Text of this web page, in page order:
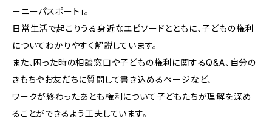
ーニーパスポート」。
日常生活で起こりうる身近なエピソードとともに、子どもの権利
についてわかりやすく解説しています。
また、困った時の相談窓口や子どもの権利に関するQ&A、自分の
きもちやお友だちに質問して書き込めるページなど、
ワークが終わったあとも権利について子どもたちが理解を深め
ることができるよう工夫しています。